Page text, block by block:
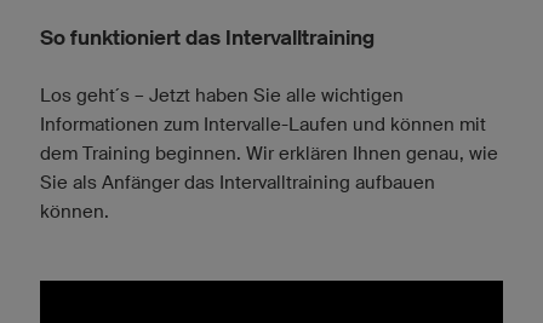
So funktioniert das Intervalltraining
Los geht´s – Jetzt haben Sie alle wichtigen
Informationen zum Intervalle-Laufen und können mit
dem Training beginnen. Wir erklären Ihnen genau, wie
Sie als Anfänger das Intervalltraining aufbauen
können.